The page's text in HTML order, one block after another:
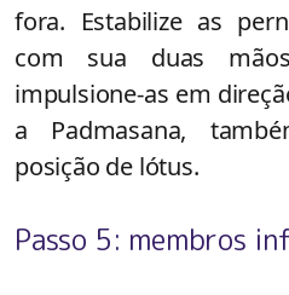
fora. Estabilize as
com sua duas
impulsione-as em
a Padmasana,
posição de lótus.
Passo 5: membros